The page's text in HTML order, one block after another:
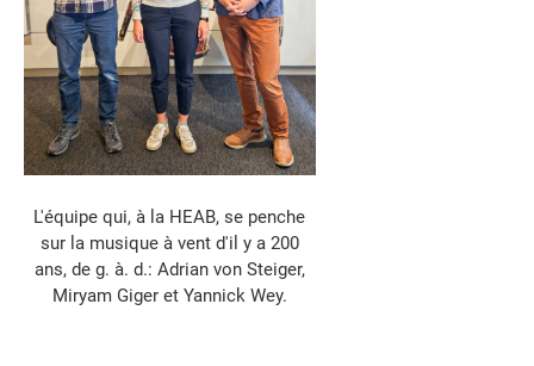
L'équipe qui, à la HEAB, se penche
sur la musique à vent d'il y a 200
ans, de g. à. d.: Adrian von Steiger,
Miryam Giger et Yannick Wey.